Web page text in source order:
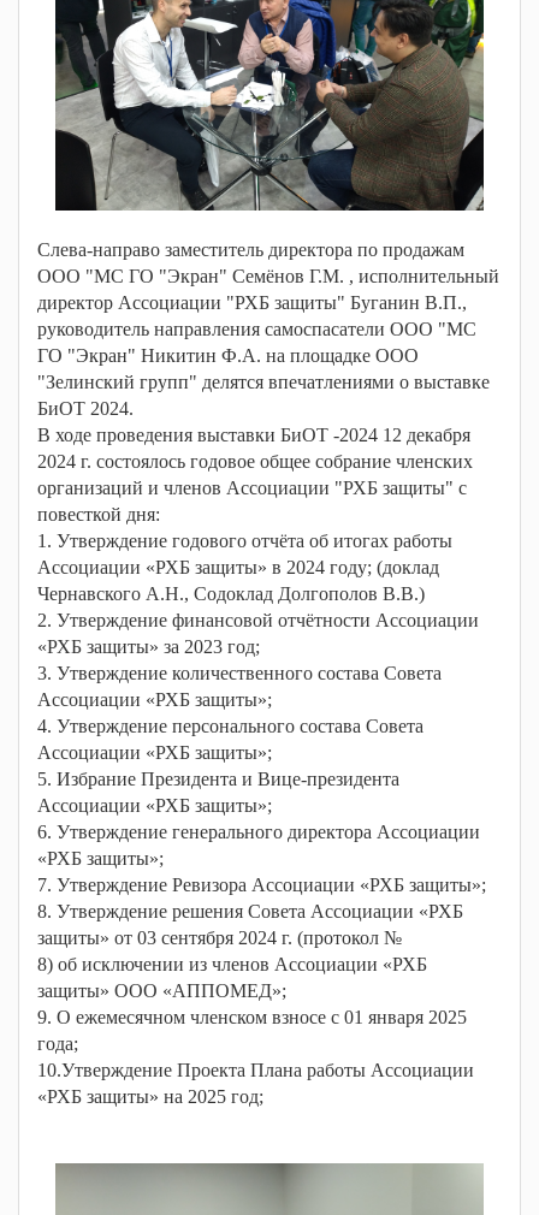
Слева-направо заместитель директора по продажам
ООО "МС ГО "Экран" Семёнов Г.М. , исполнительный
директор Ассоциации "РХБ защиты" Буганин В.П.,
руководитель направления самоспасатели ООО "МС
ГО "Экран" Никитин Ф.А. на площадке ООО
"Зелинский групп" делятся впечатлениями о выставке
БиОТ 2024.
В ходе проведения выставки БиОТ -2024 12 декабря
2024 г. состоялось годовое общее собрание членских
организаций и членов Ассоциации "РХБ защиты" с
повесткой дня:
1. Утверждение годового отчёта об итогах работы
Ассоциации «РХБ защиты» в 2024 году; (доклад
Чернавского А.Н., Содоклад Долгополов В.В.)
2. Утверждение финансовой отчётности Ассоциации
«РХБ защиты» за 2023 год;
3. Утверждение количественного состава Совета
Ассоциации «РХБ защиты»;
4. Утверждение персонального состава Совета
Ассоциации «РХБ защиты»;
5. Избрание Президента и Вице-президента
Ассоциации «РХБ защиты»;
6. Утверждение генерального директора Ассоциации
«РХБ защиты»;
7. Утверждение Ревизора Ассоциации «РХБ защиты»;
8. Утверждение решения Совета Ассоциации «РХБ
защиты» от 03 сентября 2024 г. (протокол №
8) об исключении из членов Ассоциации «РХБ
защиты» ООО «АППОМЕД»;
9. О ежемесячном членском взносе с 01 января 2025
года;
10.Утверждение Проекта Плана работы Ассоциации
«РХБ защиты» на 2025 год;